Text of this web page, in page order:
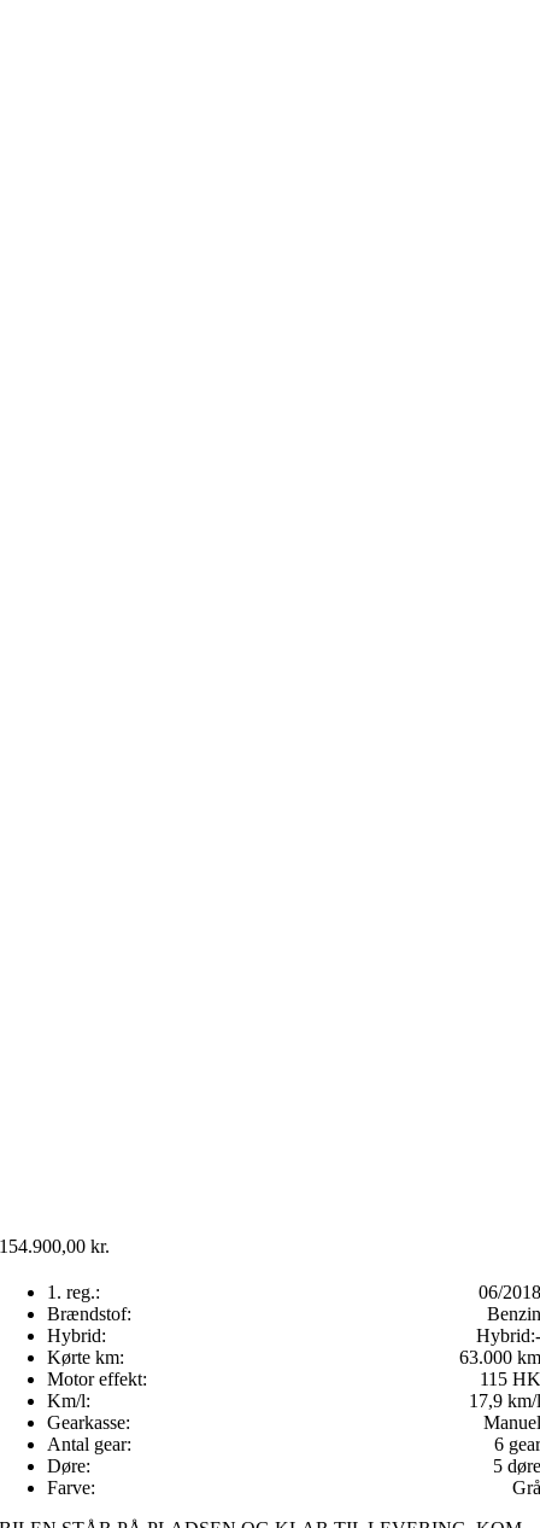
154.900,00kr.
1. reg.:
06/2018
Brændstof:
Benzin
Hybrid:
Hybrid:-
Kørte km:
63.000 km
Motor effekt:
115 HK
Km/l:
17,9 km/l
Gearkasse:
Manuel
Antal gear:
6 gear
Døre:
5 døre
Farve:
Grå